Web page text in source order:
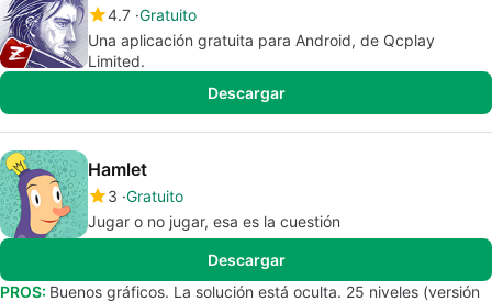
4.7 Gratuito
Una aplicación gratuita para Android, de Qcplay
Limited.
Descargar
Hamlet
3 Gratuito
Jugar o no jugar, esa es la cuestión
Descargar
PROS: Buenos gráficos. La solución está oculta. 25 niveles (versión